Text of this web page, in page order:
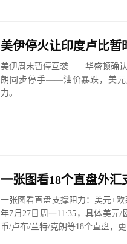
美伊停火让印度卢比
美伊周末暂停互袭——华盛顿确认
朗同步停手——油价暴跌，美元
力。
一张图看直盘支撑阻力：美元+
年7月27日周一11:35，具体美元
币/卢布/兰特/克朗等18个直盘，